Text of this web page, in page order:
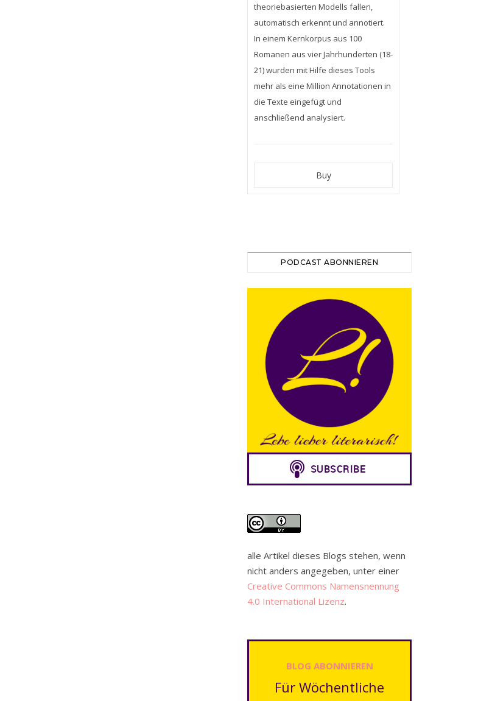
theoriebasierten Modells fallen,
automatisch erkennt und annotiert.
In einem Kernkorpus aus 100
Romanen aus vier Jahrhunderten (18-
21) wurden mit Hilfe dieses Tools
mehr als eine Million Annotationen in
die Texte eingefügt und
anschließend analysiert.
PODCAST ABONNIEREN
alle Artikel dieses Blogs stehen, wenn
nicht anders angegeben, unter einer
Creative Commons Namensnennung
4.0 International Lizenz.
BLOG ABONNIEREN
Für Wöchentliche